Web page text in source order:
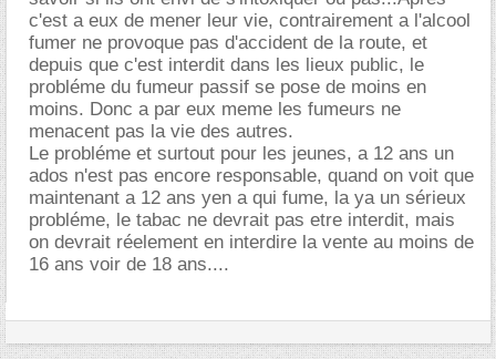
c'est a eux de mener leur vie, contrairement a l'alcool
fumer ne provoque pas d'accident de la route, et
depuis que c'est interdit dans les lieux public, le
probléme du fumeur passif se pose de moins en
moins. Donc a par eux meme les fumeurs ne
menacent pas la vie des autres.
Le probléme et surtout pour les jeunes, a 12 ans un
ados n'est pas encore responsable, quand on voit que
maintenant a 12 ans yen a qui fume, la ya un sérieux
probléme, le tabac ne devrait pas etre interdit, mais
on devrait réelement en interdire la vente au moins de
16 ans voir de 18 ans....